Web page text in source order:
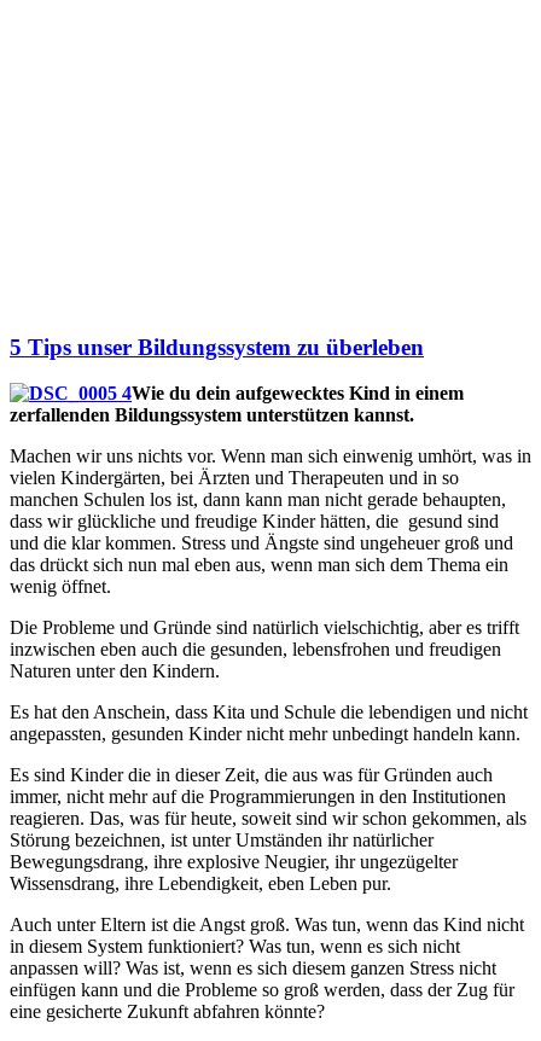
5 Tips unser Bildungssystem zu überleben
Wie du dein aufgewecktes Kind in einem
zerfallenden Bildungssystem unterstützen kannst.
Machen wir uns nichts vor. Wenn man sich einwenig umhört, was in
vielen Kindergärten, bei Ärzten und Therapeuten und in so
manchen Schulen los ist, dann kann man nicht gerade behaupten,
dass wir glückliche und freudige Kinder hätten, die gesund sind
und die klar kommen. Stress und Ängste sind ungeheuer groß und
das drückt sich nun mal eben aus, wenn man sich dem Thema ein
wenig öffnet.
Die Probleme und Gründe sind natürlich vielschichtig, aber es trifft
inzwischen eben auch die gesunden, lebensfrohen und freudigen
Naturen unter den Kindern.
Es hat den Anschein, dass Kita und Schule die lebendigen und nicht
angepassten, gesunden Kinder nicht mehr unbedingt handeln kann.
Es sind Kinder die in dieser Zeit, die aus was für Gründen auch
immer, nicht mehr auf die Programmierungen in den Institutionen
reagieren. Das, was für heute, soweit sind wir schon gekommen, als
Störung bezeichnen, ist unter Umständen ihr natürlicher
Bewegungsdrang, ihre explosive Neugier, ihr ungezügelter
Wissensdrang, ihre Lebendigkeit, eben Leben pur.
Auch unter Eltern ist die Angst groß. Was tun, wenn das Kind nicht
in diesem System funktioniert? Was tun, wenn es sich nicht
anpassen will? Was ist, wenn es sich diesem ganzen Stress nicht
einfügen kann und die Probleme so groß werden, dass der Zug für
eine gesicherte Zukunft abfahren könnte?